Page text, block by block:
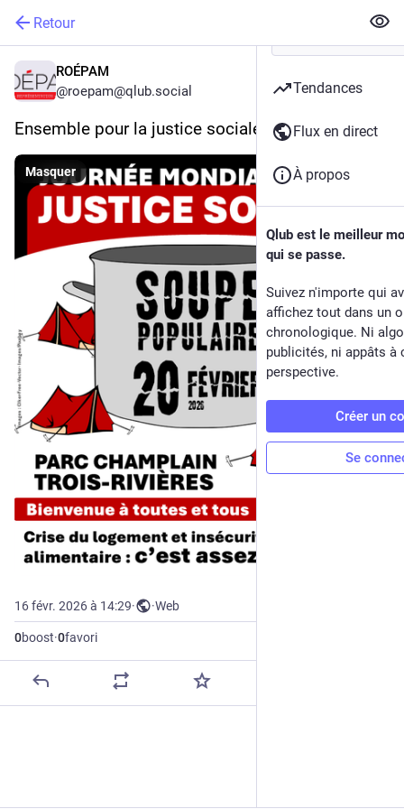
Retour
ROÉPAM
@roepam@qlub.social
Ensemble pour la justice sociale!
Masquer
16 févr. 2026 à 14:29· ·Web
0boost·0favori
Tendances
Flux en direct
À propos
Qlub est le meilleur
qui se passe.
Suivez n'importe qui
affichez tout dans un
chronologique. Ni
publicités, ni appâts à
perspective.
Créer un
Se